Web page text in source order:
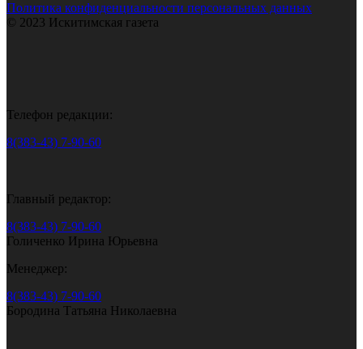
Политика конфиденциальности персональных данных
© 2023 Искитимская газета
Телефон редакции:
8(383-43) 7-90-60
Главный редактор:
8(383-43) 7-90-60
Голиченко Ирина Юрьевна
Менеджер:
8(383-43) 7-90-60
Бородина Татьяна Николаевна